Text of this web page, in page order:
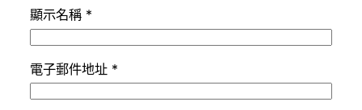
顯示名稱 *
電子郵件地址 *